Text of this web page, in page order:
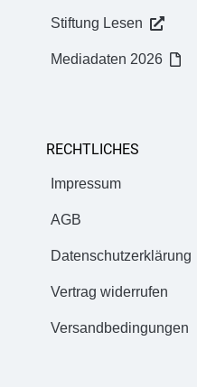
Stiftung Lesen
Mediadaten 2026
RECHTLICHES
Impressum
AGB
Datenschutzerklärung
Vertrag widerrufen
Versandbedingungen